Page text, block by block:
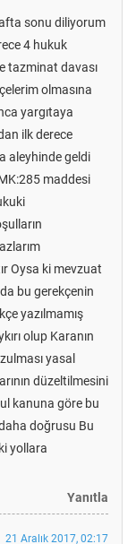
sonu diliyorum
4 hukuk
tazminat davası
olmasına
yargıtaya
ilk derece
aleyhinde geldi
maddesi
Oysa ki mevzuat
bu gerekçenin
yazılmamış
olup Karanın
yasal
düzeltilmesini
kanuna göre bu
daha doğrusu Bu
yollara
Yanıtla
21 Aralık 2017, 02:17